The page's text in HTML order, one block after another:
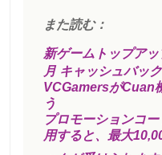
また読む：
新ゲームトップア
月 キャッシュバッ
VCGamersがCuan
う
プロモーションコ
用すると、最大